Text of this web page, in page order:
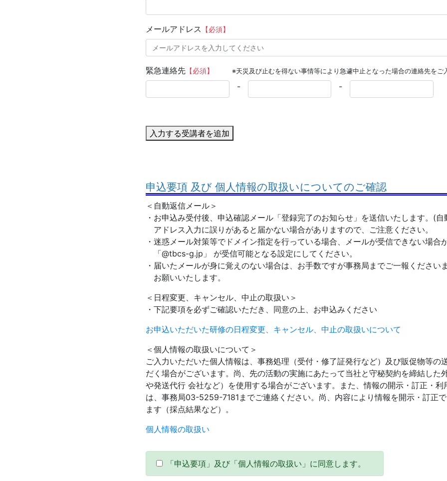
メールアドレス 【必須】
緊急連絡先 【必須】 ※天災及び止むを得ない事情等により急遽中止となった場合の連絡先をご
- -
入力する受講者を追加
申込要項 及び 個人情報の取扱いについてのご確認
＜自動返信メール＞
・お申込み受付後、申込確認メール「登録完了のお知らせ」を送信いたします。(自
アドレス入力に誤りがあると届かない場合がありますので、ご注意ください。
・迷惑メール対策等でドメイン指定を行っている場合、メールが受信できない場合
「@tbcs-g.jp」 が受信可能となる設定にしてください。
・届いたメールが身に覚えのない場合は、お手数ですが事務局までご一報ください
お願いいたします。
＜日程変更、キャンセル、中止の取扱い＞
・下記要項を必ずご確認いただき、同意の上、お申込みください
お申込いただいた研修の日程変更、キャンセル、中止の取扱いについて
＜個人情報の取扱いについて＞
ご入力いただいた個人情報は、事務処理（受付・修了証発行など）及び販促物等の
だく場合がございます。尚、先の活動の実施にあたって当社と守秘契約を締結した
や発送代行 会社など）を使用する場合がございます。また、情報の開示・訂正・利
は、事務局03-5259-7181までご連絡ください。尚、内容により情報を開示・訂正
ます（採点結果など）。
個人情報の取扱い
「申込要項」及び「個人情報の取扱い」に同意します。